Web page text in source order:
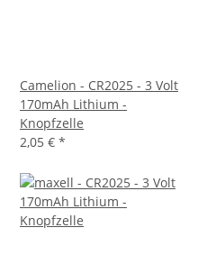
Camelion - CR2025 - 3 Volt
170mAh Lithium -
Knopfzelle
2,05 € *